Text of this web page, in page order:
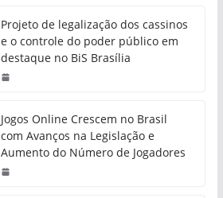
Projeto de legalização dos cassinos
e o controle do poder público em
destaque no BiS Brasília
Jogos Online Crescem no Brasil
com Avanços na Legislação e
Aumento do Número de Jogadores